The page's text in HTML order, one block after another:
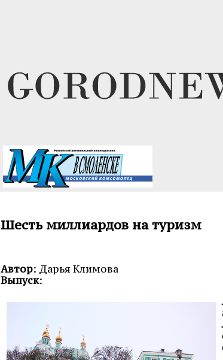
Шесть миллиардов на туризм
Автор: Дарья Климова
Выпуск: